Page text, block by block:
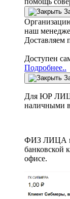
наш
Доступен
Подробнее..
Для ЮР ЛИЦ
наличными
ФИЗ ЛИЦА
банковской
офисе.